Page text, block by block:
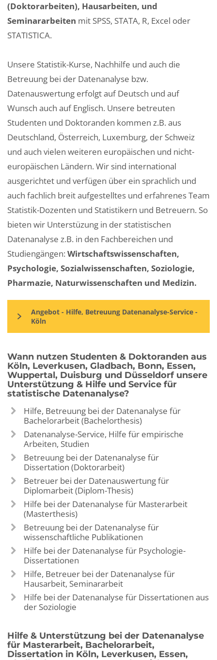
(Doktorarbeiten), Hausarbeiten, und
Seminararbeiten mit SPSS, STATA, R, Excel oder
STATISTICA.
Unsere Statistik-Kurse, Nachhilfe und auch die
Betreuung bei der Datenanalyse bzw.
Datenauswertung erfolgt auf Deutsch und auf
Wunsch auch auf Englisch. Unsere betreuten
Studenten und Doktoranden kommen z.B. aus
Deutschland, Österreich, Luxemburg, der Schweiz
und auch vielen weiteren europäischen und nicht-
europäischen Ländern. Wir sind international
ausgerichtet und verfügen über ein sprachlich und
auch fachlich breit aufgestelltes und erfahrenes Team
Statistik-Dozenten und Statistikern und Betreuern. So
bieten wir Unterstüzung in der statistischen
Datenanalyse z.B. in den Fachbereichen und
Studiengängen: Wirtschaftswissenschaften,
Psychologie, Sozialwissenschaften, Soziologie,
Pharmazie, Naturwissenschaften und Medizin.
Angebot - Hilfe, Betreuung Datenanalyse-Service -
Köln
Wann nutzen Studenten & Doktoranden aus
Köln, Leverkusen, Gladbach, Bonn, Essen,
Wuppertal, Duisburg und Düsseldorf unsere
Unterstützung & Hilfe und Service für
statistische Datenanalyse?
Hilfe, Betreuung bei der Datenanalyse für
Bachelorarbeit (Bachelorthesis)
Datenanalyse-Service, Hilfe für empirische
Arbeiten, Studien
Betreuung bei der Datenanalyse für
Dissertation (Doktorarbeit)
Betreuer bei der Datenauswertung für
Diplomarbeit (Diplom-Thesis)
Hilfe bei der Datenanalyse für Masterarbeit
(Masterthesis)
Betreuung bei der Datenanalyse für
wissenschaftliche Publikationen
Hilfe bei der Datenanalyse für Psychologie-
Dissertationen
Hilfe, Betreuer bei der Datenanalyse für
Hausarbeit, Seminararbeit
Hilfe bei der Datenanalyse für Dissertationen aus
der Soziologie
Hilfe & Unterstützung bei der Datenanalyse
für Masterarbeit, Bachelorarbeit,
Dissertation in Köln, Leverkusen, Essen,